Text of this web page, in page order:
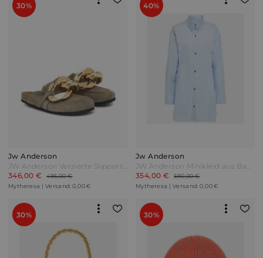
30%
Jw Anderson
JW Anderson Verzierte Slippers aus Veloursleder Grün
346,00 €
495,00 €
Mytheresa | Versand: 0,00 €
40%
Jw Anderson
JW Anderson Minikleid aus Baumwollpopeline Blau
354,00 €
590,00 €
Mytheresa | Versand: 0,00 €
30% 30%